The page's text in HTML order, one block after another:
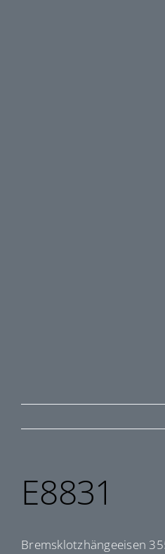
E8831
Bremsklotzhängeeisen